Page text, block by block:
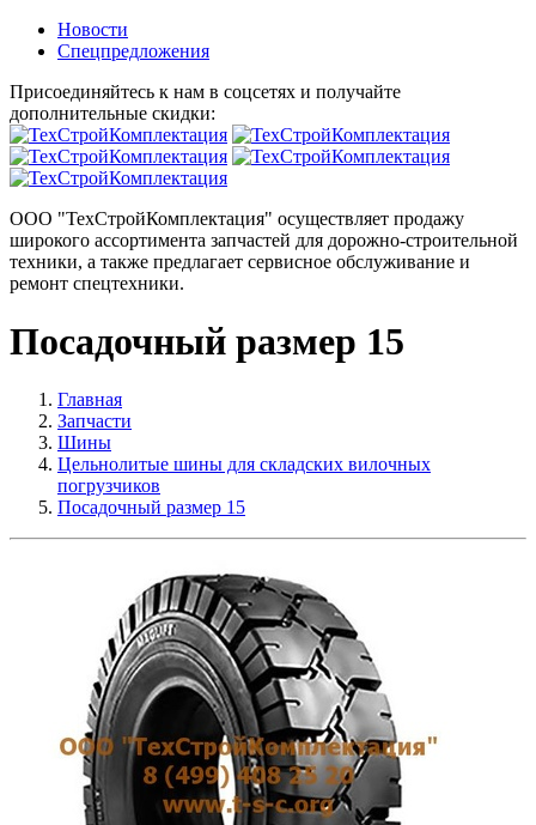
Новости
Спецпредложения
Присоединяйтесь к нам в соцсетях и получайте
дополнительные скидки:
ООО "ТехСтройКомплектация" осуществляет продажу
широкого ассортимента запчастей для дорожно-строительной
техники, а также предлагает сервисное обслуживание и
ремонт спецтехники.
Посадочный размер 15
Главная
Запчасти
Шины
Цельнолитые шины для складских вилочных
погрузчиков
Посадочный размер 15